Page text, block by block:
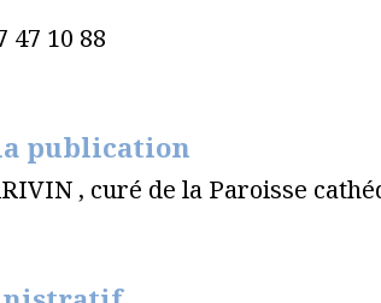
47 10 88
publication
, curé de la Paroisse